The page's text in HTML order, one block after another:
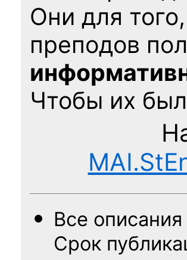
Они для
преподов
Чтобы их
Все
Срок